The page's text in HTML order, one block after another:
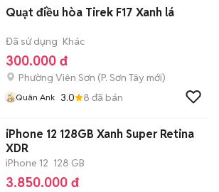
Quạt điều hòa Tirek F17 Xanh lá
Đã sử dụng Khác
300.000 đ
Phường Viên Sơn (P. Sơn Tây mới)
Quân Ank 3.0 8 đã bán
iPhone 12 128GB Xanh Super Retina
XDR
iPhone 12 128 GB
3.850.000 đ